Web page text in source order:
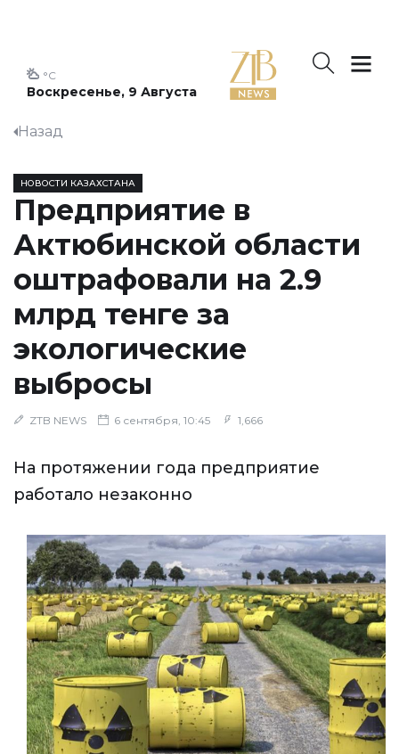
Воскресенье, 9 Августа
°C
Назад
НОВОСТИ КАЗАХСТАНА
Предприятие в
Актюбинской области
оштрафовали на 2.9
млрд тенге за
экологические
выбросы
ZTB NEWS 6 сентября, 10:45 1,666
На протяжении года предприятие
работало незаконно